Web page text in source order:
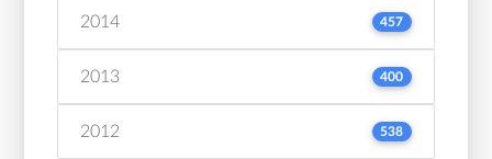
2014 457
2013 400
2012 538